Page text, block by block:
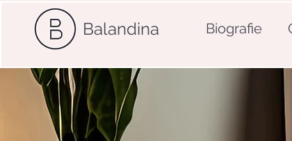
Balandina Biografie